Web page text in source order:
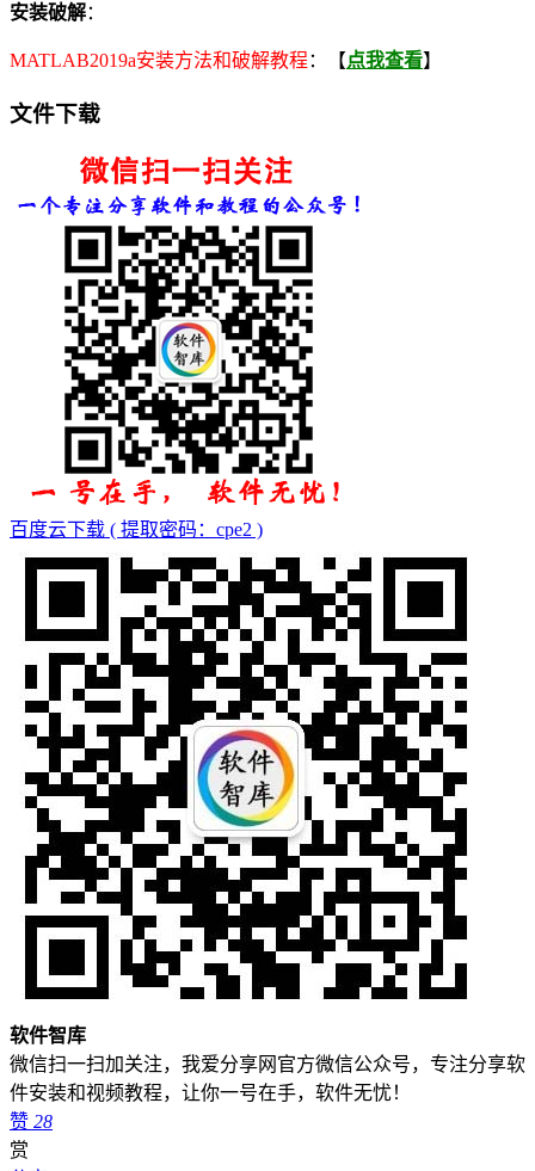
安装破解：
MATLAB2019a安装方法和破解教程 ：【点我查看】
文件下载
百度云下载 ( 提取密码：cpe2 )
软件智库
微信扫一扫加关注，我爱分享网官方微信公众号，专注分享软
件安装和视频教程，让你一号在手，软件无忧！
赞 28
赏